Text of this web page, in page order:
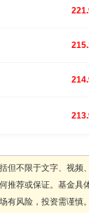
但不限于文字、视
推荐或保证。基金
有风险，投资需谨慎